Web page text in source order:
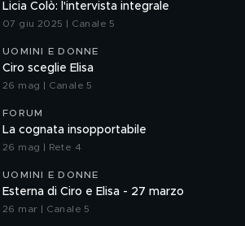
Licia Colò: l'intervista integrale
07 giu 2025 | Canale 5
UOMINI E DONNE
Ciro sceglie Elisa
26 mag | Canale 5
FORUM
La cognata insopportabile
26 mag | Rete 4
UOMINI E DONNE
Esterna di Ciro e Elisa - 27 marzo
26 mar | Canale 5